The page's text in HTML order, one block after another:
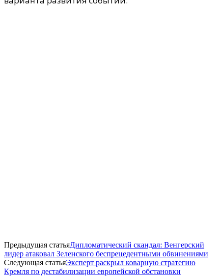
Предыдущая статьяДипломатический скандал: Венгерский
лидер атаковал Зеленского беспрецедентными обвинениями
Следующая статьяЭксперт раскрыл коварную стратегию
Кремля по дестабилизации европейской обстановки